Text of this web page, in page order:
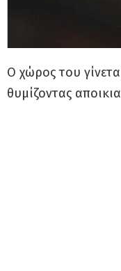
Ο χώρος του
θυμίζοντας